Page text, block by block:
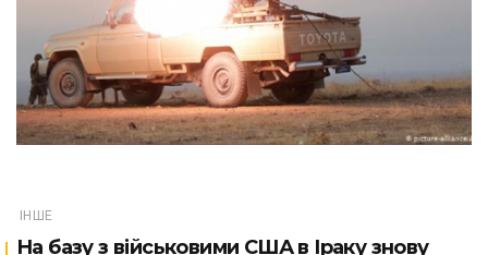
ІНШЕ
На базу з військовими США в Іраку знову